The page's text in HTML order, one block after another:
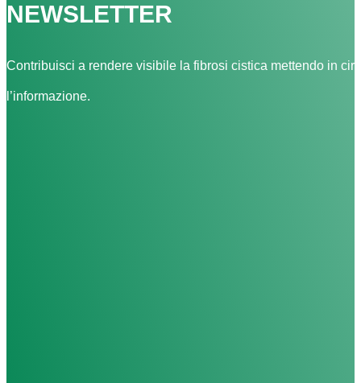
NEWSLETTER
Contribuisci a rendere visibile la fibrosi cistica mettendo in
l’informazione.